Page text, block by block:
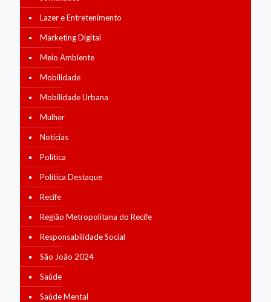
Lazer e Entretenimento
Marketing Digital
Meio Ambiente
Mobilidade
Mobilidade Urbana
Mulher
Notícias
Política
Política Destaque
Recife
Região Metropolitana do Recife
Responsabilidade Social
São João 2024
Saúde
Saúde Mental